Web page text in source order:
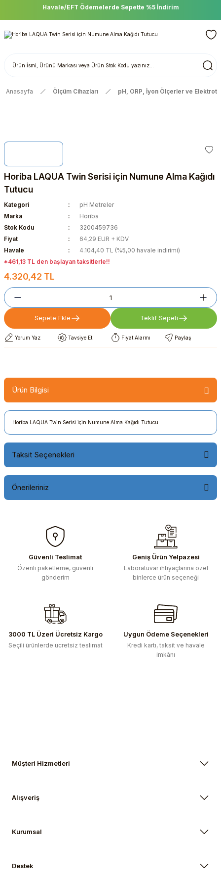
Havale/EFT Ödemelerde Sepette %5 İndirim
Anasayfa Ölçüm Cihazları pH, ORP, İyon Ölçerler ve
Horiba LAQUA Twin Serisi için Numune Alma Kağıdı
Tutucu
Kategori
pH Metreler
Marka
Horiba
Stok Kodu
3200459736
Fiyat
64,29 EUR + KDV
Havale
4.104,40 TL (%5,00 havale indirimi)
*461,13 TL den başlayan taksitlerle!!
4.320,42 TL
Sepete Ekle Teklif Sepeti
Yorum Yaz Tavsiye Et Fiyat Alarmı Paylaş
Ürün Bilgisi
Horiba LAQUA Twin Serisi için Numune Alma Kağıdı Tutucu
Taksit Seçenekleri
Önerileriniz
konularda yetersiz gördüğünüz noktaları öneri formunu
kullanarak tarafımıza iletebilirsiniz.
Görüş ve önerileriniz için teşekkür ederiz.
Ürün resmi kalitesiz, bozuk veya görüntülenemiyor.
Ürün fiyatı diğer sitelerden daha pahalı.
Bu ürüne benzer farklı alternatifler olmalı.
Güvenli Teslimat
Özenli paketleme, güvenli
gönderim
Geniş Ürün Yelpazesi
Laboratuvar ihtiyaçlarına özel
binlerce ürün seçeneği
3000 TL Üzeri Ücretsiz Kargo
Seçili ürünlerde ücretsiz teslimat
Uygun Ödeme Seçenekleri
Kredi kartı, taksit ve havale
imkânı
Müşteri Hizmetleri
Alışveriş
Kurumsal
Destek